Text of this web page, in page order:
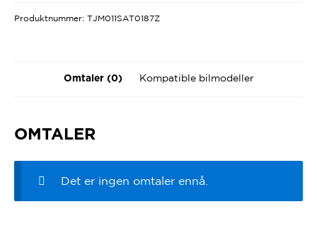
Produktnummer: TJM011SAT0187Z
Omtaler (0) Kompatible bilmodeller
OMTALER
Det er ingen omtaler ennå.